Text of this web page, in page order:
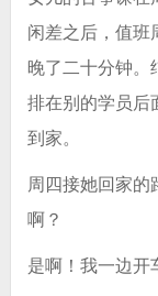
闲差之后，值班
晚了二十分钟。
排在别的学员后
到家。
周四接她回家的
啊？
是啊！我一边开